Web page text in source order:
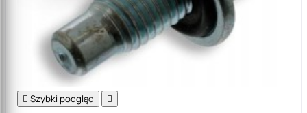
 Szybki podgląd 